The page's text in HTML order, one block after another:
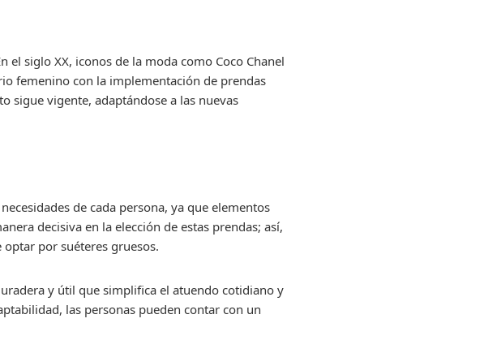
el siglo XX, iconos de la moda como Coco Chanel
femenino con la implementación de prendas
sigue vigente, adaptándose a las nuevas
de cada persona, ya que elementos
decisiva en la elección de estas prendas; así,
por suéteres gruesos.
y útil que simplifica el atuendo cotidiano y
las personas pueden contar con un